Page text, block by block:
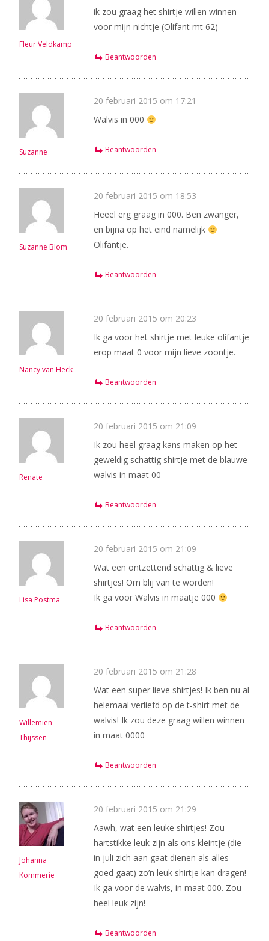
Fleur Veldkamp
ik zou graag het shirtje willen winnen
voor mijn nichtje (Olifant mt 62)
Beantwoorden
Suzanne
20 februari 2015 om 17:21
Walvis in 000
Beantwoorden
Suzanne Blom
20 februari 2015 om 18:53
Heeel erg graag in 000. Ben zwanger,
en bijna op het eind namelijk
Olifantje.
Beantwoorden
Nancy van Heck
20 februari 2015 om 20:23
Ik ga voor het shirtje met leuke olifantje
erop maat 0 voor mijn lieve zoontje.
Beantwoorden
Renate
20 februari 2015 om 21:09
Ik zou heel graag kans maken op het
geweldig schattig shirtje met de blauwe
walvis in maat 00
Beantwoorden
Lisa Postma
20 februari 2015 om 21:09
Wat een ontzettend schattig & lieve
shirtjes! Om blij van te worden!
Ik ga voor Walvis in maatje 000
Beantwoorden
Willemien
Thijssen
20 februari 2015 om 21:28
Wat een super lieve shirtjes! Ik ben nu al
helemaal verliefd op de t-shirt met de
walvis! Ik zou deze graag willen winnen
in maat 0000
Beantwoorden
Johanna
Kommerie
20 februari 2015 om 21:29
Aawh, wat een leuke shirtjes! Zou
hartstikke leuk zijn als ons kleintje (die
in juli zich aan gaat dienen als alles
goed gaat) zo’n leuk shirtje kan dragen!
Ik ga voor de walvis, in maat 000. Zou
heel leuk zijn!
Beantwoorden